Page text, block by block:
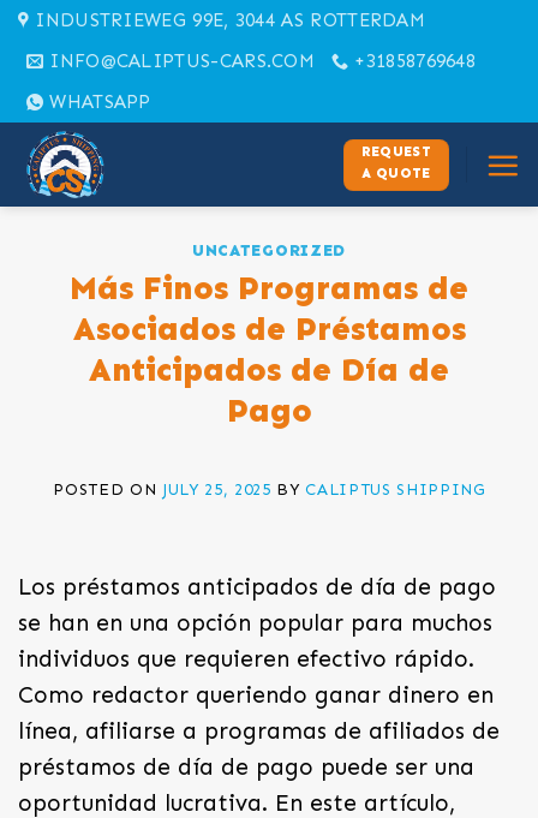
Skip
content
INDUSTRIEWEG 99E, 3044 AS ROTTERDAM
INFO@CALIPTUS-CARS.COM
+31858769648
WHATSAPP
REQUEST
A QUOTE
UNCATEGORIZED
Más Finos Programas de
Asociados de Préstamos
Anticipados de Día de
Pago
POSTED ON JULY 25, 2025 BYCALIPTUS SHIPPING
Los préstamos anticipados de día de pago
se han en una opción popular para muchos
individuos que requieren efectivo rápido.
Como redactor queriendo ganar dinero en
línea, afiliarse a programas de afiliados de
préstamos de día de pago puede ser una
oportunidad lucrativa. En este artículo,